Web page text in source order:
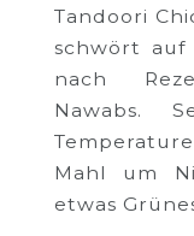
Tandoori
schwört auf
nach
Nawabs.
Mahl um
etwas